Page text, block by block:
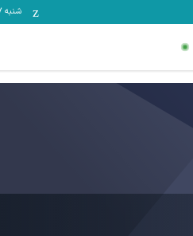
شنبه ۱۷ مرداد